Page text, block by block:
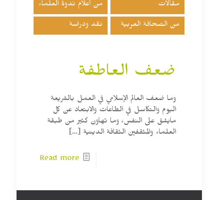
مقالات من أعلام ندوة العلماء
من الصحافة العربية نقد ودراسة
ضعف العاطفة
وما ضعف العالم الإسلامي في العمل بالشريعة
اليوم والتكاسل في الطاعات والابتعاد عن كل
مايشق على النفس، وما تهاون كثير من طبقة
العلماء والمثقفين الثقافة الدينية […]
Read more